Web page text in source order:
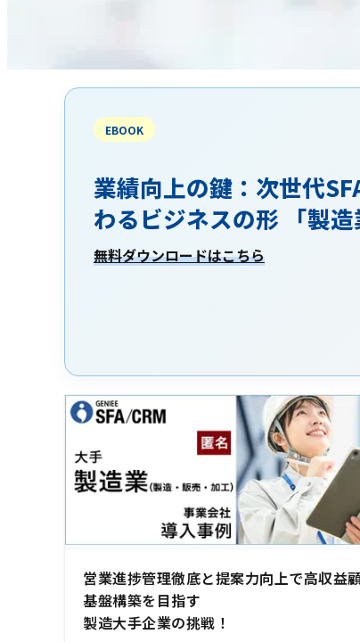
EBOOK
業績向上の鍵：次世代
わるビジネスの形 「製造
無料ダウンロードはこちら
営業進捗管理徹底と提案力向上で高収益
基盤構築を目指す
製造大手企業の挑戦！